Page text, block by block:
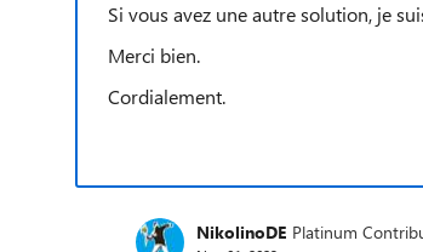
Si vous avez une autre solution, je
Merci bien.
Cordialement.
NikolinoDE Platinum